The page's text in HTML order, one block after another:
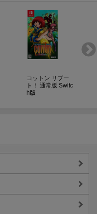
コットン リブー
ト！ 通常版 Switc
h版